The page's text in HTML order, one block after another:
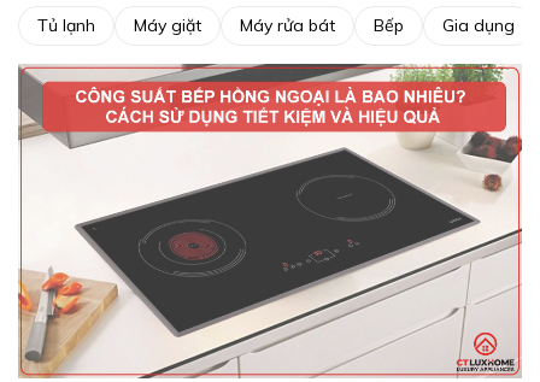
Tủ lạnh Máy giặt Máy rửa bát Bếp Gia dụng